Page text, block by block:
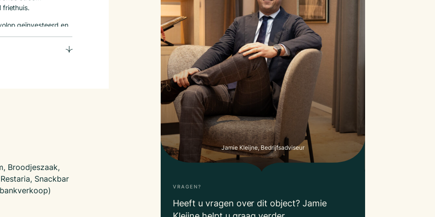
friethuis.
geïnvesteerd en
(SCOPE-10) en
to-date, inclusief
Neem
45210158 of
Broodjeszaak,
Snackbar
Jamie Kleijne, Bedrijfsadviseur
VRAGEN?
Heeft u vragen over dit object? Jamie